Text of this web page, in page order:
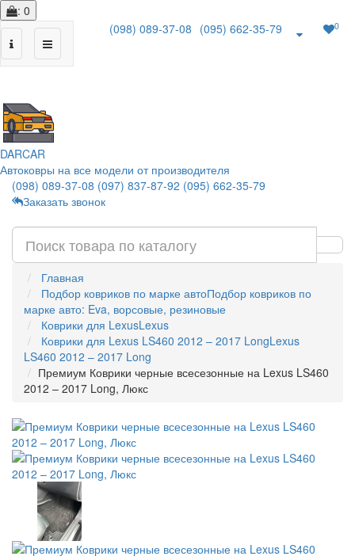
: 0
(098) 089-37-08 (095) 662-35-79 0
DARCAR
Автоковры на все модели от производителя
(098) 089-37-08 (097) 837-87-92 (095) 662-35-79
Заказать звонок
Главная
Подбор ковриков по марке автоПодбор ковриков по
марке авто: Eva, ворсовые, резиновые
Коврики для LexusLexus
Коврики для Lexus LS460 2012 – 2017 LongLexus
LS460 2012 – 2017 Long
Премиум Коврики черные всесезонные на Lexus LS460
2012 – 2017 Long, Люкс